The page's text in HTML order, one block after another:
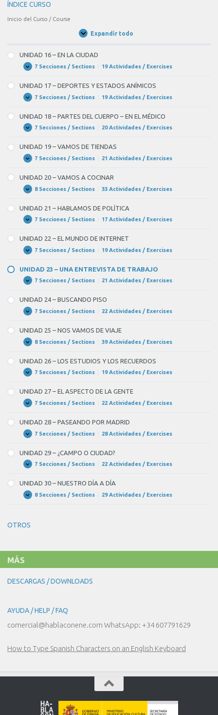
ÍNDICE CURSO
Inicio del Curso / Course
Expandir todo
Unidades
UNIDAD 16 – EN LA CIUDAD
Expandir
UNIDAD
–
EN
LA
CIUDAD
7 Secciones / Sections 19 Actividades / Exercises
UNIDAD 17 – DEPORTES Y ESTADOS ANÍMICOS
Expandir
UNIDAD
–
DEPORTES
Y
ESTADOS
7 Secciones / Sections 19 Actividades / Exercises
UNIDAD 18 – PARTES DEL CUERPO – EN EL MÉDICO
Expandir
UNIDAD
–
PARTES
DEL
CUERPO
EN
EL
MÉDICO
7 Secciones / Sections 20 Actividades / Exercises
UNIDAD 19 – VAMOS DE TIENDAS
Expandir
UNIDAD
–
VAMOS
DE
TIENDAS
7 Secciones / Sections 21 Actividades / Exercises
UNIDAD 20 – VAMOS A COCINAR
Expandir
UNIDAD
–
VAMOS
A
COCINAR
8 Secciones / Sections 33 Actividades / Exercises
UNIDAD 21 – HABLAMOS DE POLÍTICA
Expandir
UNIDAD
–
HABLAMOS
DE
POLÍTICA
7 Secciones / Sections 17 Actividades / Exercises
UNIDAD 22 – EL MUNDO DE INTERNET
Expandir
UNIDAD
–
EL
MUNDO
7 Secciones / Sections 19 Actividades / Exercises
UNIDAD 23 – UNA ENTREVISTA DE TRABAJO
Expandir
UNIDAD
–
UNA
ENTREVISTA
DE
7 Secciones / Sections 21 Actividades / Exercises
UNIDAD 24 – BUSCANDO PISO
Expandir
UNIDAD
–
BUSCANDO
PISO
7 Secciones / Sections 22 Actividades / Exercises
UNIDAD 25 – NOS VAMOS DE VIAJE
Expandir
UNIDAD
–
NOS
VAMOS
DE
8 Secciones / Sections 39 Actividades / Exercises
UNIDAD 26 – LOS ESTUDIOS Y LOS RECUERDOS
Expandir
UNIDAD
–
LOS
ESTUDIOS
Y
RECUERDOS
7 Secciones / Sections 19 Actividades / Exercises
UNIDAD 27 – EL ASPECTO DE LA GENTE
Expandir
UNIDAD
–
EL
ASPECTO
DE
GENTE
7 Secciones / Sections 22 Actividades / Exercises
UNIDAD 28 – PASEANDO POR MADRID
Expandir
UNIDAD
–
PASEANDO
POR
MADRID
7 Secciones / Sections 28 Actividades / Exercises
UNIDAD 29 – ¿CAMPO O CIUDAD?
Expandir
UNIDAD
–
¿CAMPO
O
CIUDAD?
7 Secciones / Sections 22 Actividades / Exercises
UNIDAD 30 – NUESTRO DÍA A DÍA
Expandir
UNIDAD
DÍA
8 Secciones / Sections 29 Actividades / Exercises
OTROS
MÁS
DESCARGAS / DOWNLOADS
AYUDA / HELP / FAQ
comercial@hablaconene.com WhatsApp: +34 607791629
How to Type Spanish Characters on an English Keyboard